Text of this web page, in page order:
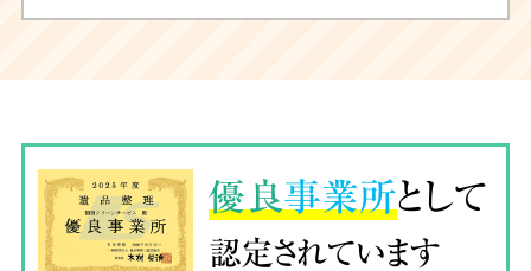
優良事業所として
認定されています